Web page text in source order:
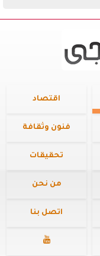
اقتصاد
فنون وثقافة
تحقيقات
من نحن
اتصل بنا
